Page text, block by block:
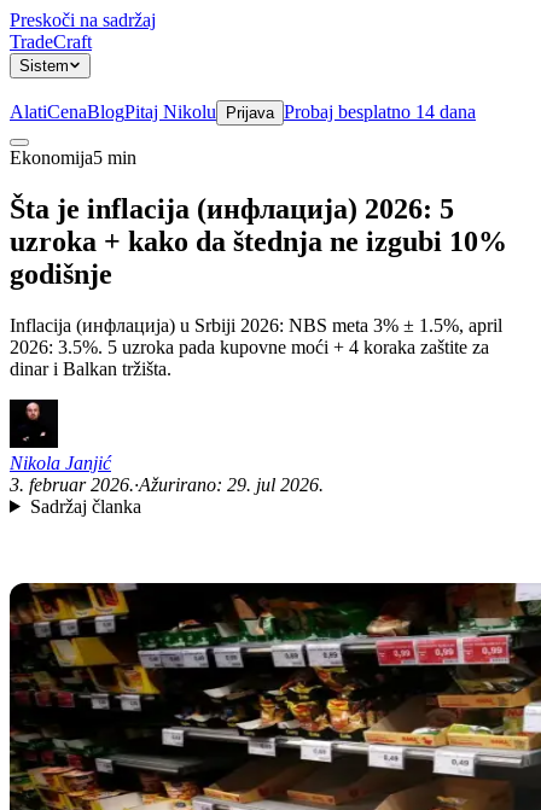
Preskoči na sadržaj
TradeCraft
Sistem
AlatiCenaBlogPitaj Nikolu Prijava Probaj besplatno 14 dana
Sistem
Ekonomija5 min
Šta je inflacija (инфлација) 2026: 5
uzroka + kako da štednja ne izgubi 10%
godišnje
Inflacija (инфлација) u Srbiji 2026: NBS meta 3% ± 1.5%, april
2026: 3.5%. 5 uzroka pada kupovne moći + 4 koraka zaštite za
dinar i Balkan tržišta.
Nikola Janjić
3. februar 2026.·Ažurirano: 29. jul 2026.
Sadržaj članka